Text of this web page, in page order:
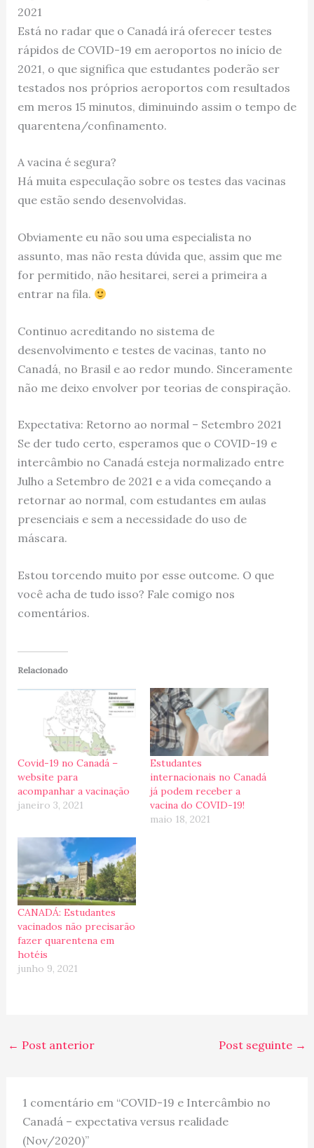
2021
Está no radar que o Canadá irá oferecer testes
rápidos de COVID-19 em aeroportos no início de
2021, o que significa que estudantes poderão ser
testados nos próprios aeroportos com resultados
em meros 15 minutos, diminuindo assim o tempo de
quarentena/confinamento.
A vacina é segura?
Há muita especulação sobre os testes das vacinas
que estão sendo desenvolvidas.
Obviamente eu não sou uma especialista no
assunto, mas não resta dúvida que, assim que me
for permitido, não hesitarei, serei a primeira a
entrar na fila.
Continuo acreditando no sistema de
desenvolvimento e testes de vacinas, tanto no
Canadá, no Brasil e ao redor mundo. Sinceramente
não me deixo envolver por teorias de conspiração.
Expectativa: Retorno ao normal – Setembro 2021
Se der tudo certo, esperamos que o COVID-19 e
intercâmbio no Canadá esteja normalizado entre
Julho a Setembro de 2021 e a vida começando a
retornar ao normal, com estudantes em aulas
presenciais e sem a necessidade do uso de
máscara.
Estou torcendo muito por esse outcome. O que
você acha de tudo isso? Fale comigo nos
comentários.
Relacionado
Covid-19 no Canadá –
website para
acompanhar a vacinação
janeiro 3, 2021
Estudantes
internacionais no Canadá
já podem receber a
vacina do COVID-19!
maio 18, 2021
CANADÁ: Estudantes
vacinados não precisarão
fazer quarentena em
hotéis
junho 9, 2021
← Post anterior Post seguinte →
1 comentário em “COVID-19 e Intercâmbio no
Canadá – expectativa versus realidade
(Nov/2020)”